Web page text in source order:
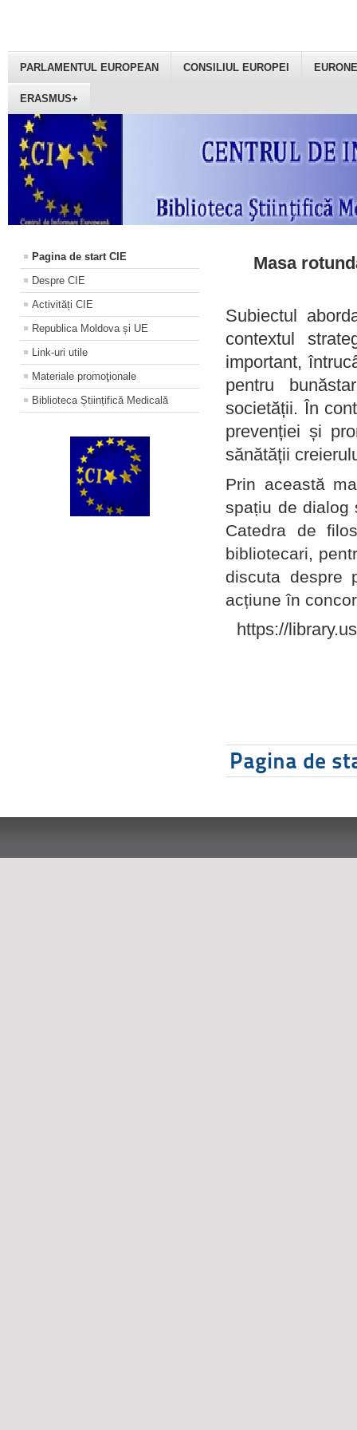
PARLAMENTUL EUROPEAN CONSILIUL EUROPEI
ERASMUS+
Pagina de start CIE
Despre CIE
Activități CIE
Republica Moldova și UE
Link-uri utile
Materiale promoţionale
Biblioteca Științifică Medicală
Masa
Subiectul
contextul
important,
pentru
societății. În
prevenției și
sănătății
Prin această
spațiu de dialog
Catedra de
bibliotecari,
discuta despre
acțiune în
https://
Pagina de